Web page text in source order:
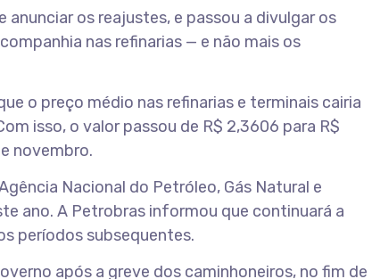
os reajustes, e passou a divulgar os
nas refinarias — e não mais os
o preço médio nas refinarias e terminais cairia
isso, o valor passou de R$ 2,3606 para R$
novembro.
Nacional do Petróleo, Gás Natural e
ano. A Petrobras informou que continuará a
períodos subsequentes.
após a greve dos caminhoneiros, no fim de